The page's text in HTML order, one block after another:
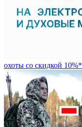
охоты со скидкой 10%*